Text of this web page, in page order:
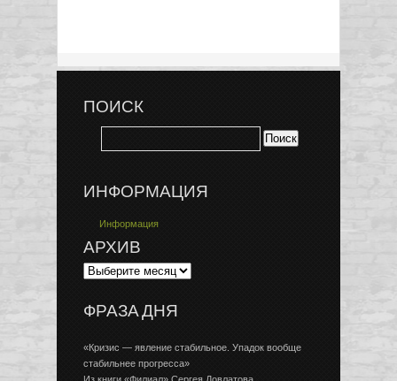
ПОИСК
ИНФОРМАЦИЯ
Информация
АРХИВ
ФРАЗА ДНЯ
«Кризис — явление стабильное. Упадок вообще
стабильнее прогресса»